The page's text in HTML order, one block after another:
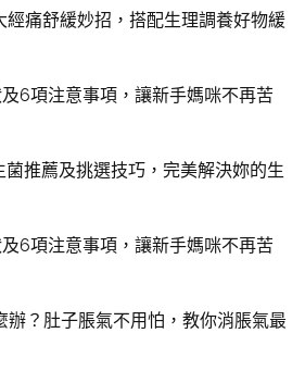
經痛舒緩妙招，搭配生理調養好物緩
及6項注意事項，讓新手媽咪不再苦
推薦及挑選技巧，完美解決妳的生
及6項注意事項，讓新手媽咪不再苦
辦？肚子脹氣不用怕，教你消脹氣最